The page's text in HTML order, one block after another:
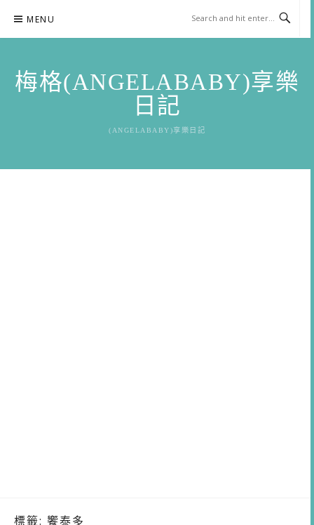
content
MENU
梅格(ANGELABABY)享樂
日記
(ANGELABABY)享樂日記
標籤: 饗泰多